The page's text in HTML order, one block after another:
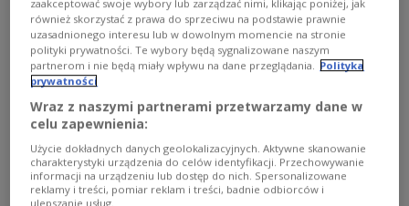
- To ważne przedsięwzięcie, które integruje
środowisko biznesowe, akademickie oraz młodych
ludzi – studentów z różnych uczelni - powiedział
członek rady nadzorczej spółki Polskie
Elektrownie Jądrowe prof. Maciej Sokołowski.
Zaznaczył, że realizacja tak złożonego i
strategicznego projektu, jakim jest budowa
elektrowni w gminie Choczewo, wymaga
zaakceptować swoje wybory lub zarządzać nimi, klikając poniżej, jak
również skorzystać z prawa do sprzeciwu na podstawie prawnie
uzasadnionego interesu lub w dowolnym momencie na stronie
polityki prywatności. Te wybory będą sygnalizowane naszym
partnerom i nie będą miały wpływu na dane przeglądania. Polityka
prywatności
Wraz z naszymi partnerami przetwarzamy dane w
celu zapewnienia:
Użycie dokładnych danych geolokalizacyjnych. Aktywne skanowanie
charakterystyki urządzenia do celów identyfikacji. Przechowywanie
informacji na urządzeniu lub dostęp do nich. Spersonalizowane
reklamy i treści, pomiar reklam i treści, badnie odbiorców i
ulepszanie usług.